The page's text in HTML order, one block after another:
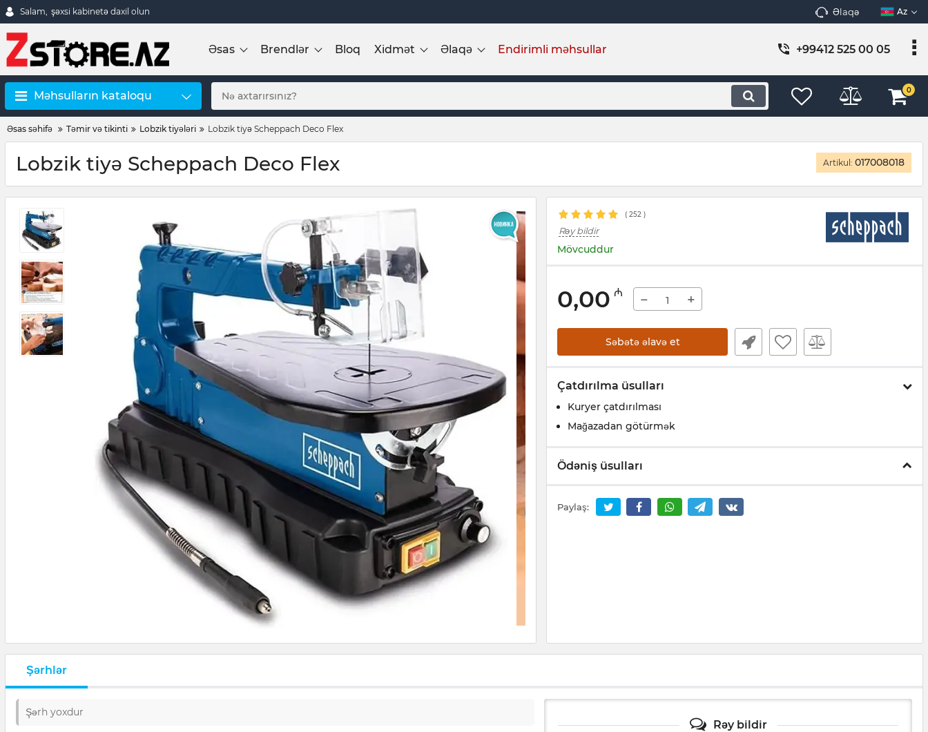
Salam, şəxsi kabinetə daxil olun Əlaqə Az
Əsas Brendlər Bloq Xidmət Əlaqə Endirimli məhsullar +99412 525 00 05
Məhsulların kataloqu 0
Əsas səhifə Təmir və tikinti Lobzik tiyələri Lobzik tiyə Scheppach Deco Flex
Lobzik tiyə Scheppach Deco Flex Artikul: 017008018
( 252 )
Rəy bildir
Mövcuddur
0,00 ₼ − +
Səbətə əlavə et
Çatdırılma üsulları
Kuryer çatdırılması
Mağazadan götürmək
Ödəniş üsulları
Paylaş:
Şərhlər
Şərh yoxdur
Rəy bildir